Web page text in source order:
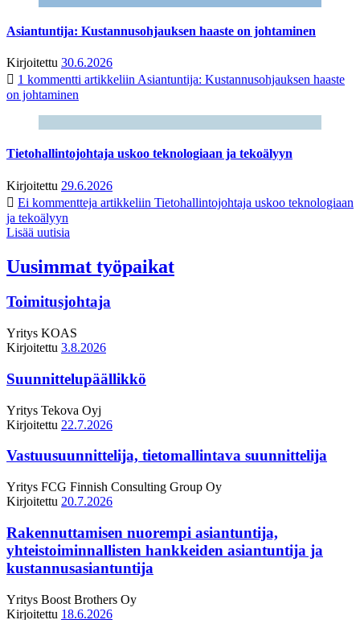
Asiantuntija: Kustannusohjauksen haaste on johtaminen
Kirjoitettu 30.6.2026
1 kommentti artikkeliin Asiantuntija: Kustannusohjauksen haaste
on johtaminen
Tietohallintojohtaja uskoo teknologiaan ja tekoälyyn
Kirjoitettu 29.6.2026
Ei kommentteja artikkeliin Tietohallintojohtaja uskoo teknologiaan
ja tekoälyyn
Lisää uutisia
Uusimmat työpaikat
Toimitusjohtaja
Yritys KOAS
Kirjoitettu 3.8.2026
Suunnittelupäällikkö
Yritys Tekova Oyj
Kirjoitettu 22.7.2026
Vastuusuunnittelija, tietomallintava suunnittelija
Yritys FCG Finnish Consulting Group Oy
Kirjoitettu 20.7.2026
Rakennuttamisen nuorempi asiantuntija,
yhteistoiminnallisten hankkeiden asiantuntija ja
kustannusasiantuntija
Yritys Boost Brothers Oy
Kirjoitettu 18.6.2026